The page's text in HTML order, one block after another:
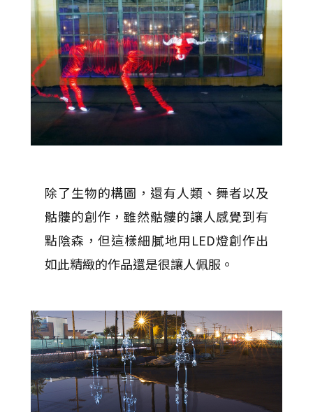
除了生物的構圖，還有人類、舞者以及
骷髏的創作，雖然骷髏的讓人感覺到有
點陰森，但這樣細膩地用LED燈創作出
如此精緻的作品還是很讓人佩服。